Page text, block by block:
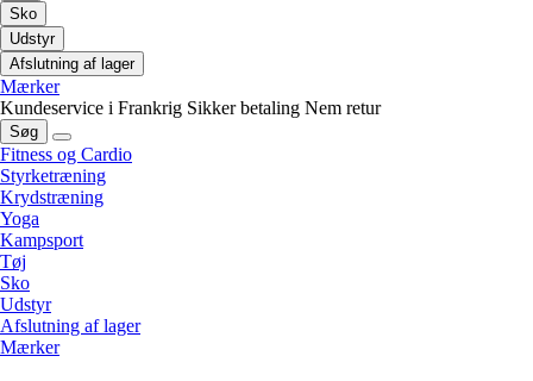
Sko
Udstyr
Afslutning af lager
Mærker
Kundeservice i Frankrig Sikker betaling Nem retur
Søg
Fitness og Cardio
Styrketræning
Krydstræning
Yoga
Kampsport
Tøj
Sko
Udstyr
Afslutning af lager
Mærker